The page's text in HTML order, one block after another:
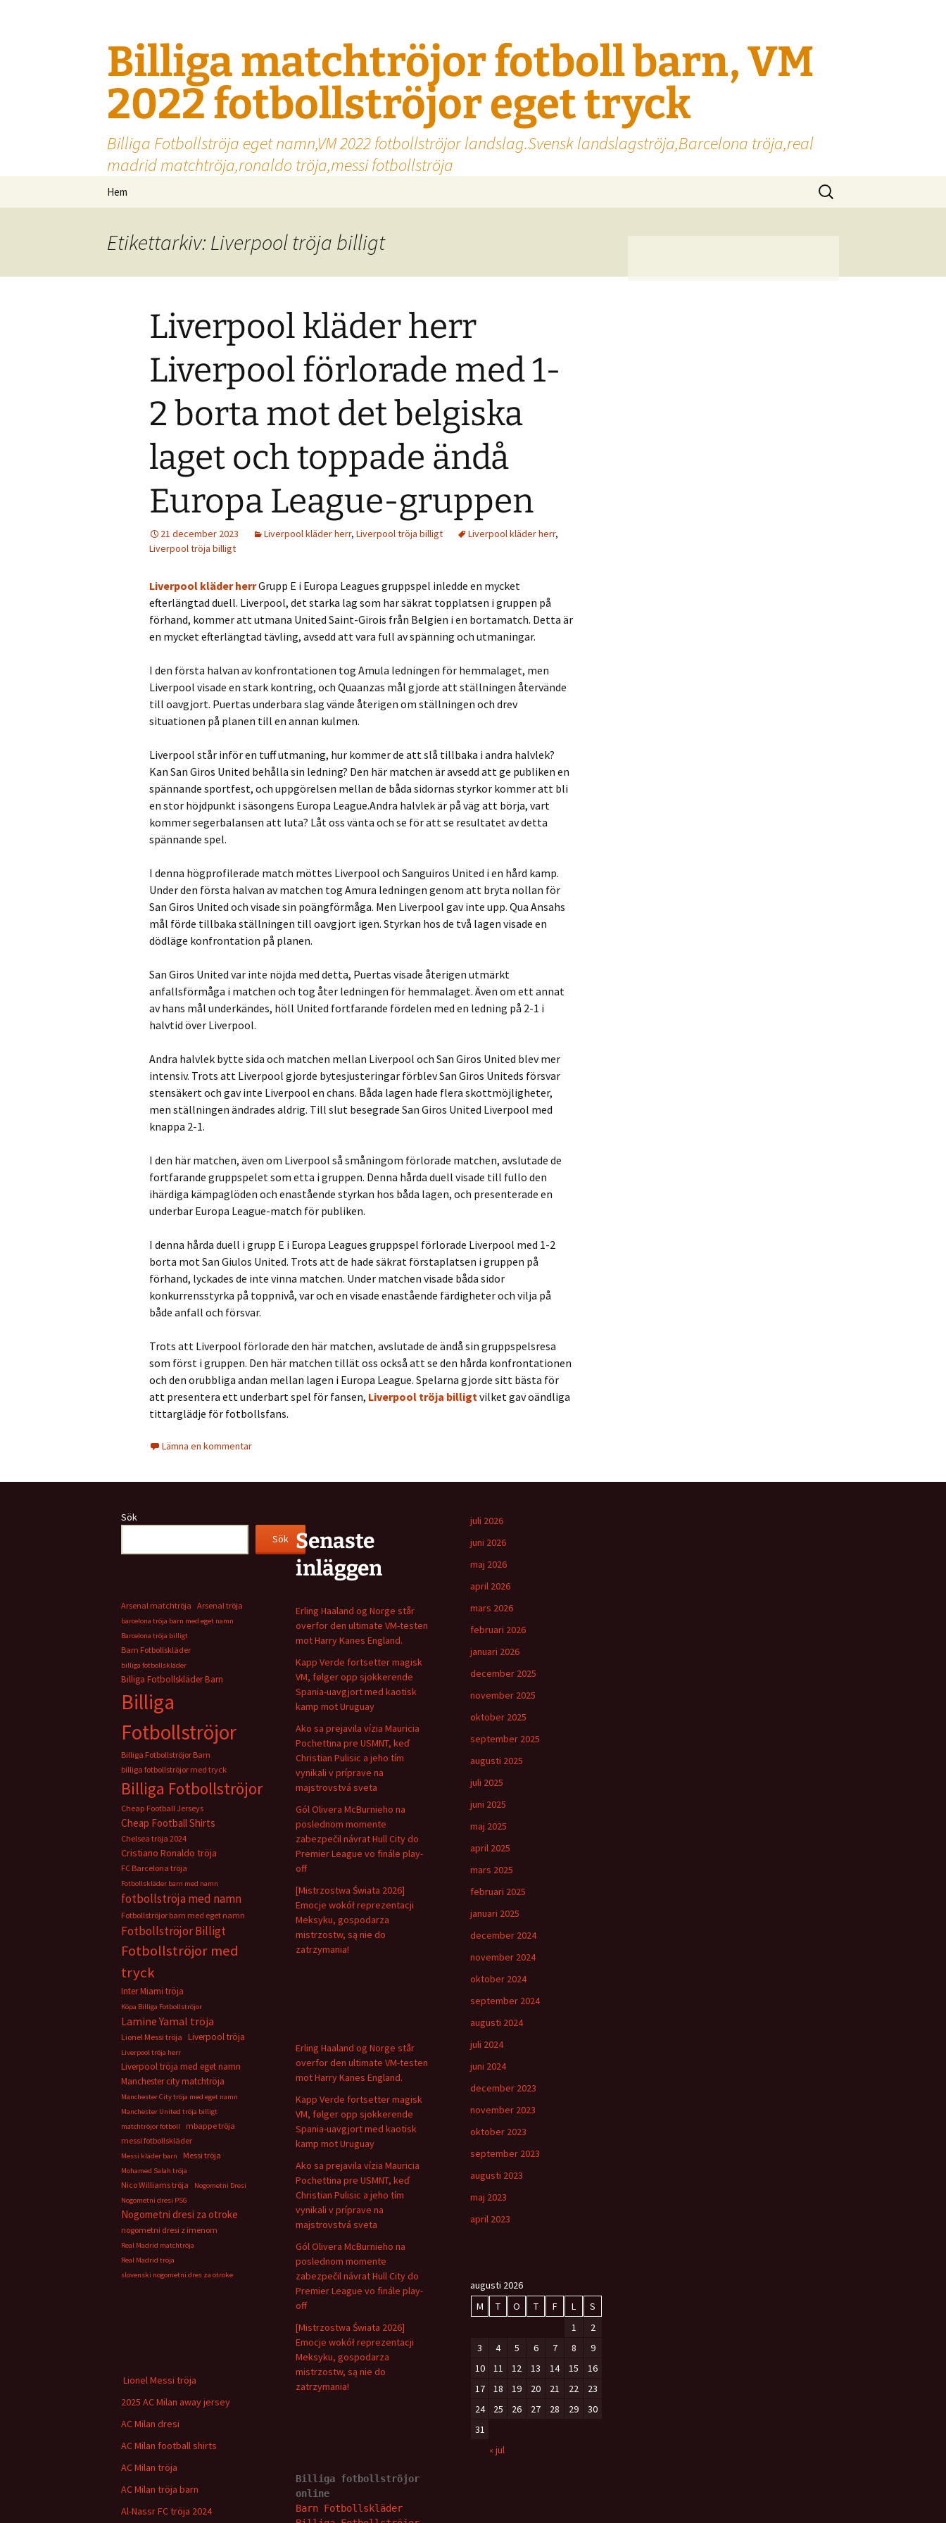
Billiga matchtröjor fotboll barn, VM
2022 fotbollströjor eget tryck
Billiga Fotbollströja eget namn,VM 2022 fotbollströjor landslag.Svensk landslagströja,Barcelona tröja,real
madrid matchtröja,ronaldo tröja,messi fotbollströja
Hem
Sök
efter:
Etikettarkiv: Liverpool tröja billigt
Liverpool kläder herr
Liverpool förlorade med 1-
2 borta mot det belgiska
laget och toppade ändå
Europa League-gruppen
21 december 2023 Liverpool kläder herr, Liverpool tröja billigt Liverpool kläder herr,
Liverpool tröja billigt
Liverpool kläder herrGrupp E i Europa Leagues gruppspel inledde en mycket
efterlängtad duell. Liverpool, det starka lag som har säkrat topplatsen i gruppen på
förhand, kommer att utmana United Saint-Girois från Belgien i en bortamatch. Detta är
en mycket efterlängtad tävling, avsedd att vara full av spänning och utmaningar.
I den första halvan av konfrontationen tog Amula ledningen för hemmalaget, men
Liverpool visade en stark kontring, och Quaanzas mål gjorde att ställningen återvände
till oavgjort. Puertas underbara slag vände återigen om ställningen och drev
situationen på planen till en annan kulmen.
Liverpool står inför en tuff utmaning, hur kommer de att slå tillbaka i andra halvlek?
Kan San Giros United behålla sin ledning? Den här matchen är avsedd att ge publiken en
spännande sportfest, och uppgörelsen mellan de båda sidornas styrkor kommer att bli
en stor höjdpunkt i säsongens Europa League.Andra halvlek är på väg att börja, vart
kommer segerbalansen att luta? Låt oss vänta och se för att se resultatet av detta
spännande spel.
I denna högprofilerade match möttes Liverpool och Sanguiros United i en hård kamp.
Under den första halvan av matchen tog Amura ledningen genom att bryta nollan för
San Giros United och visade sin poängförmåga. Men Liverpool gav inte upp. Qua Ansahs
mål förde tillbaka ställningen till oavgjort igen. Styrkan hos de två lagen visade en
dödläge konfrontation på planen.
San Giros United var inte nöjda med detta, Puertas visade återigen utmärkt
anfallsförmåga i matchen och tog åter ledningen för hemmalaget. Även om ett annat
av hans mål underkändes, höll United fortfarande fördelen med en ledning på 2-1 i
halvtid över Liverpool.
Andra halvlek bytte sida och matchen mellan Liverpool och San Giros United blev mer
intensiv. Trots att Liverpool gjorde bytesjusteringar förblev San Giros Uniteds försvar
stensäkert och gav inte Liverpool en chans. Båda lagen hade flera skottmöjligheter,
men ställningen ändrades aldrig. Till slut besegrade San Giros United Liverpool med
knappa 2-1.
I den här matchen, även om Liverpool så småningom förlorade matchen, avslutade de
fortfarande gruppspelet som etta i gruppen. Denna hårda duell visade till fullo den
ihärdiga kämpaglöden och enastående styrkan hos båda lagen, och presenterade en
underbar Europa League-match för publiken.
I denna hårda duell i grupp E i Europa Leagues gruppspel förlorade Liverpool med 1-2
borta mot San Giulos United. Trots att de hade säkrat förstaplatsen i gruppen på
förhand, lyckades de inte vinna matchen. Under matchen visade båda sidor
konkurrensstyrka på toppnivå, var och en visade enastående färdigheter och vilja på
både anfall och försvar.
Trots att Liverpool förlorade den här matchen, avslutade de ändå sin gruppspelsresa
som först i gruppen. Den här matchen tillät oss också att se den hårda konfrontationen
och den orubbliga andan mellan lagen i Europa League. Spelarna gjorde sitt bästa för
att presentera ett underbart spel för fansen, Liverpool tröja billigtvilket gav oändliga
tittarglädje för fotbollsfans.
Lämna en kommentar
Sök
Sök
Senaste
inläggen
Erling Haaland og Norge står
overfor den ultimate VM-testen
mot Harry Kanes England.
Kapp Verde fortsetter magisk
VM, følger opp sjokkerende
Spania-uavgjort med kaotisk
kamp mot Uruguay
Ako sa prejavila vízia Mauricia
Pochettina pre USMNT, keď
Christian Pulisic a jeho tím
vynikali v príprave na
majstrovstvá sveta
Gól Olivera McBurnieho na
poslednom momente
zabezpečil návrat Hull City do
Premier League vo finále play-
off
[Mistrzostwa Świata 2026]
Emocje wokół reprezentacji
Meksyku, gospodarza
mistrzostw, są nie do
zatrzymania!
juli 2026
juni 2026
maj 2026
april 2026
mars 2026
februari 2026
januari 2026
december 2025
november 2025
oktober 2025
september 2025
augusti 2025
juli 2025
juni 2025
maj 2025
april 2025
mars 2025
februari 2025
januari 2025
december 2024
november 2024
oktober 2024
september 2024
augusti 2024
juli 2024
juni 2024
december 2023
november 2023
oktober 2023
september 2023
augusti 2023
maj 2023
april 2023
Arsenal matchtröja Arsenal tröja
barcelona tröja barn med eget namn
Barcelona tröja billigt
Barn Fotbollskläder
billiga fotbollskläder
Billiga Fotbollskläder Barn
Billiga
Fotbollströjor
Billiga Fotbollströjor Barn
billiga fotbollströjor med tryck
Billiga Fotbollströjor
Cheap Football Jerseys
Cheap Football Shirts
Chelsea tröja 2024
Cristiano Ronaldo tröja
FC Barcelona tröja
Fotbollskläder barn med namn
fotbollströja med namn
Fotbollströjor barn med eget namn
Fotbollströjor Billigt
Fotbollströjor med
tryck
Inter Miami tröja
Köpa Billiga Fotbollströjor
Lamine Yamal tröja
Lionel Messi tröja Liverpool tröja
Liverpool tröja herr
Liverpool tröja med eget namn
Manchester city matchtröja
Manchester City tröja med eget namn
Manchester United tröja billigt
matchtröjor fotboll
mbappe tröja
messi fotbollskläder
Messi kläder barn Messi tröja
Mohamed Salah tröja
Nico Williams tröja
Nogometni Dresi
Nogometni dresi PSG
Nogometni dresi za otroke
nogometni dresi z imenom
Real Madrid matchtröja
Real Madrid tröja
slovenski nogometni dres za otroke
Erling Haaland og Norge står
overfor den ultimate VM-testen
mot Harry Kanes England.
Kapp Verde fortsetter magisk
VM, følger opp sjokkerende
Spania-uavgjort med kaotisk
kamp mot Uruguay
Ako sa prejavila vízia Mauricia
Pochettina pre USMNT, keď
Christian Pulisic a jeho tím
vynikali v príprave na
majstrovstvá sveta
Gól Olivera McBurnieho na
poslednom momente
zabezpečil návrat Hull City do
Premier League vo finále play-
off
[Mistrzostwa Świata 2026]
Emocje wokół reprezentacji
Meksyku, gospodarza
mistrzostw, są nie do
zatrzymania!
augusti 2026
M
T O T F L
S
1
2
3
4 5 6 7 8
9
10
11 12 13 14 15
16
17
18 19 20 21 22
23
24
25 26 27 28 29
30
31
« jul
Lionel Messi tröja
2025 AC Milan away jersey
AC Milan dresi
AC Milan football shirts
AC Milan tröja
AC Milan tröja barn
Al-Nassr FC tröja 2024
Billiga fotbollströjor
online
Barn Fotbollskläder